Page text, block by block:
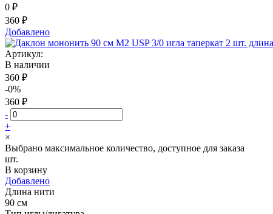
0 ₽
360 ₽
Добавлено
Артикул:
В наличии
360 ₽
-0%
360 ₽
-
+
×
Выбрано максимальное количество, доступное для заказа
шт.
В корзину
Добавлено
Длина нити
90 см